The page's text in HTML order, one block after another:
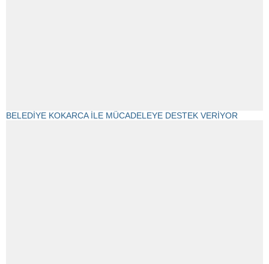
BELEDİYE KOKARCA İLE MÜCADELEYE DESTEK VERİYOR